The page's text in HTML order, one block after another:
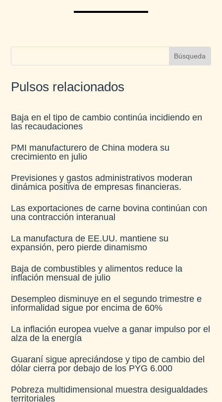
Pulsos relacionados
Baja en el tipo de cambio continúa incidiendo en
las recaudaciones​
PMI manufacturero de China modera su
crecimiento en julio​
Previsiones y gastos administrativos moderan
dinámica positiva de empresas financieras​.
Las exportaciones de carne bovina continúan con
una contracción interanual
La manufactura de EE.UU. mantiene su
expansión, pero pierde dinamismo
Baja de combustibles y alimentos reduce la
inflación mensual de julio​
Desempleo disminuye en el segundo trimestre e
informalidad sigue por encima de 60%
La inflación europea vuelve a ganar impulso por el
alza de la energía
Guaraní sigue apreciándose y tipo de cambio del
dólar cierra por debajo de los PYG 6.000
Pobreza multidimensional muestra desigualdades
territoriales